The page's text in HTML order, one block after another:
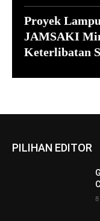
Proyek
JAMSAKI
Keterlibatan
PILIHAN EDITOR